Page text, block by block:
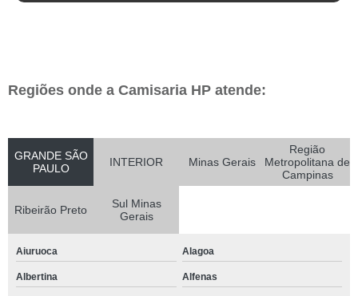
Regiões onde a Camisaria HP atende:
GRANDE SÃO
PAULO
INTERIOR Minas Gerais
Região
Metropolitana de
Campinas
Ribeirão Preto
Sul Minas
Gerais
Aiuruoca Alagoa
Albertina Alfenas